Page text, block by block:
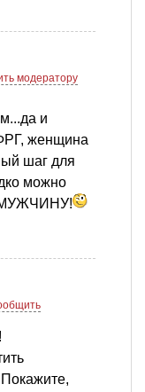
модератору
и
женщина
шаг для
можно
МУЖЧИНУ!